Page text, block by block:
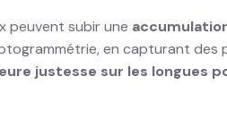
peuvent subir une
en capturant des
justesse sur les longues